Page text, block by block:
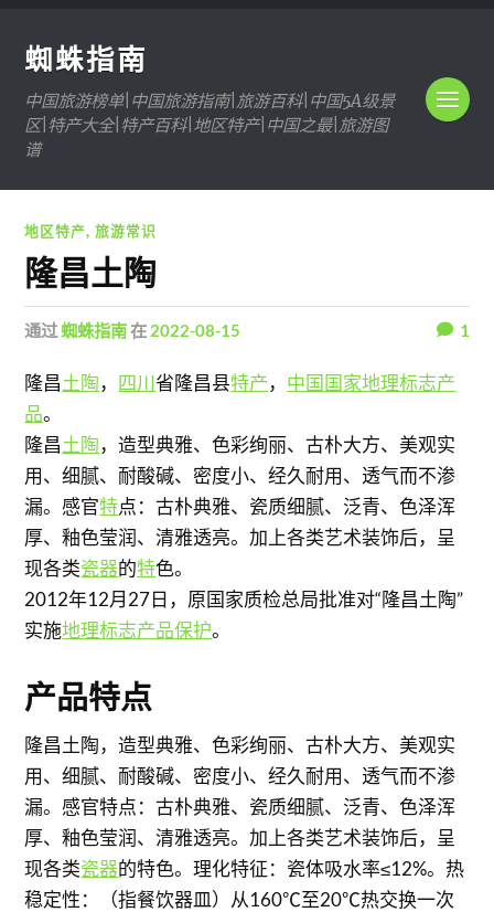
蜘蛛指南
中国旅游榜单|中国旅游指南|旅游百科|中国5A级景
区|特产大全|特产百科|地区特产|中国之最|旅游图
谱
地区特产,旅游常识
隆昌土陶
通过蜘蛛指南在 2022-08-15 1
隆昌土陶， 四川省隆昌县特产， 中国国家地理标志产
品。
隆昌土陶，造型典雅、色彩绚丽、古朴大方、美观实
用、细腻、耐酸碱、密度小、经久耐用、透气而不渗
漏。感官特点：古朴典雅、瓷质细腻、泛青、色泽浑
厚、釉色莹润、清雅透亮。加上各类艺术装饰后，呈
现各类瓷器的特色。
2012年12月27日，原国家质检总局批准对“隆昌土陶”
实施地理标志产品保护。
产品特点
隆昌土陶，造型典雅、色彩绚丽、古朴大方、美观实
用、细腻、耐酸碱、密度小、经久耐用、透气而不渗
漏。感官特点：古朴典雅、瓷质细腻、泛青、色泽浑
厚、釉色莹润、清雅透亮。加上各类艺术装饰后，呈
现各类瓷器的特色。理化特征：瓷体吸水率≤12%。热
稳定性：（指餐饮器皿）从160℃至20℃热交换一次